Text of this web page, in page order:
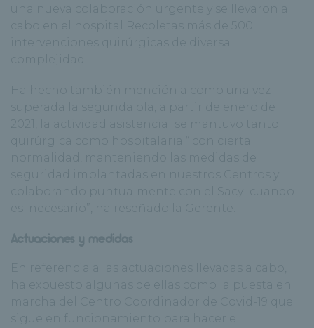
una nueva colaboración urgente y se llevaron a
cabo en el hospital Recoletas más de 500
intervenciones quirúrgicas de diversa
complejidad.
Ha hecho también mención a como una vez
superada la segunda ola, a partir de enero de
2021, la actividad asistencial se mantuvo tanto
quirúrgica como hospitalaria “ con cierta
normalidad, manteniendo las medidas de
seguridad implantadas en nuestros Centros y
colaborando puntualmente con el Sacyl cuando
es necesario”, ha reseñado la Gerente.
Actuaciones y medidas
En referencia a las actuaciones llevadas a cabo,
ha expuesto algunas de ellas como la puesta en
marcha del Centro Coordinador de Covid-19 que
sigue en funcionamiento para hacer el